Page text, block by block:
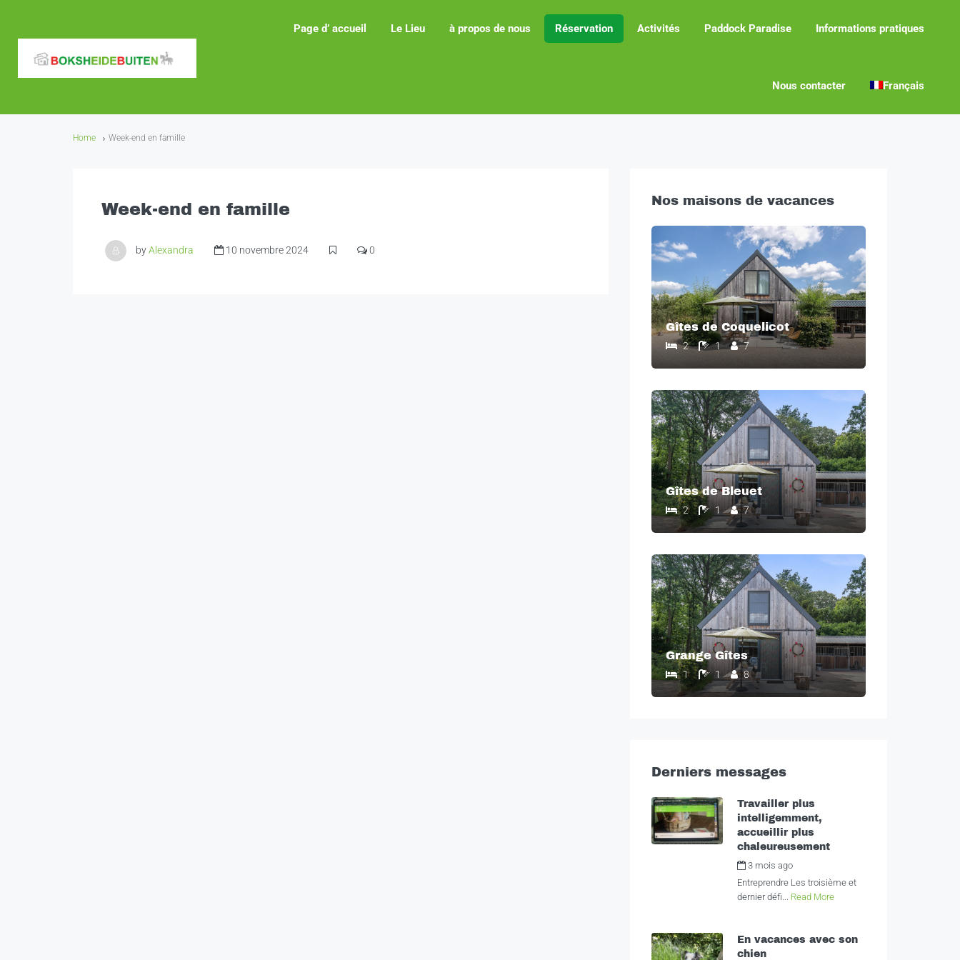
Page d’ accueil Le Lieu à propos de nous Réservation Activités Paddock Paradise Informations pratiques
Nous contacter Français
Home Week-end en famille
Week-end en famille
byAlexandra 10 novembre 2024 0
Nos maisons de vacances
Gîtes de Coquelicot
2 1 7
Gîtes de Bleuet
2 1 7
Grange Gîtes
1 1 8
Derniers messages
Travailler plus
intelligemment,
accueillir plus
chaleureusement
3 mois ago
Entreprendre Les troisième et
dernier défi... Read More
En vacances avec son
chien